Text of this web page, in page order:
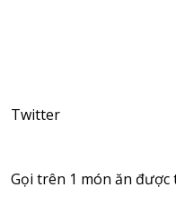
Twitter
Gọi trên 1 món ăn